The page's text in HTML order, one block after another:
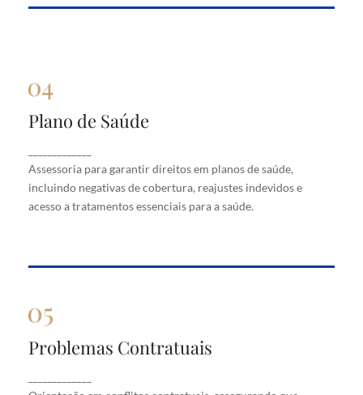
Plano de Saúde
Assessoria para garantir direitos em planos de saúde,
incluindo negativas de cobertura, reajustes indevidos e
acesso a tratamentos essenciais para a saúde.
Plano de Saúde
saúde, incluindo negativas de cobertura, reajustes
indevidos e acesso a tratamentos essenciais para a
saúde.
Problemas Contratuais
Problemas Contratuais
que direitos sejam respeitados e buscando soluções